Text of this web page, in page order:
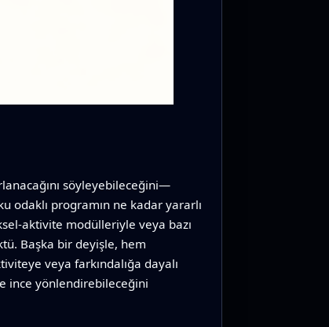
söyleyebileceğini—
odaklı programın ne kadar yararlı
aktivite modülleriyle veya bazı
Başka bir deyişle, hem
veya farkındalığa dayalı
ince yönlendirebileceğini